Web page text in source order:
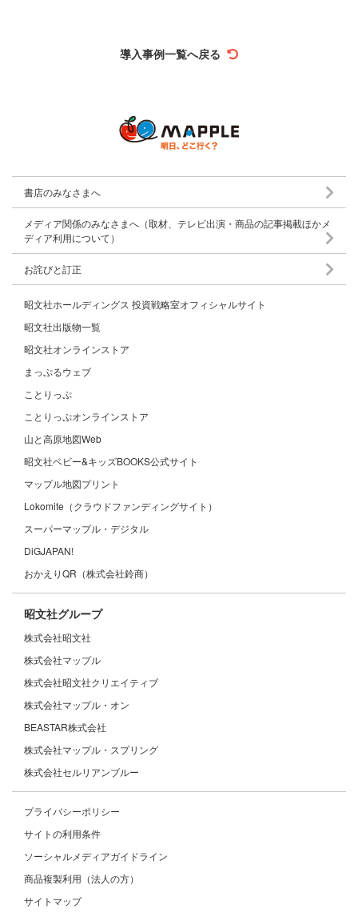
導入事例一覧へ戻る
書店のみなさまへ
メディア関係のみなさまへ（取材、テレビ出演・商品の記事掲載ほかメ
ディア利用について）
お詫びと訂正
昭文社ホールディングス 投資戦略室オフィシャルサイト
昭文社出版物一覧
昭文社オンラインストア
まっぷるウェブ
ことりっぷ
ことりっぷオンラインストア
山と高原地図Web
昭文社ベビー&キッズBOOKS公式サイト
マップル地図プリント
Lokomite（クラウドファンディングサイト）
スーパーマップル・デジタル
DiGJAPAN!
おかえりQR（株式会社鈴商）
昭文社グループ
株式会社昭文社
株式会社マップル
株式会社昭文社クリエイティブ
株式会社マップル・オン
BEASTAR株式会社
株式会社マップル・スプリング
株式会社セルリアンブルー
プライバシーポリシー
サイトの利用条件
ソーシャルメディアガイドライン
商品複製利用（法人の方）
サイトマップ